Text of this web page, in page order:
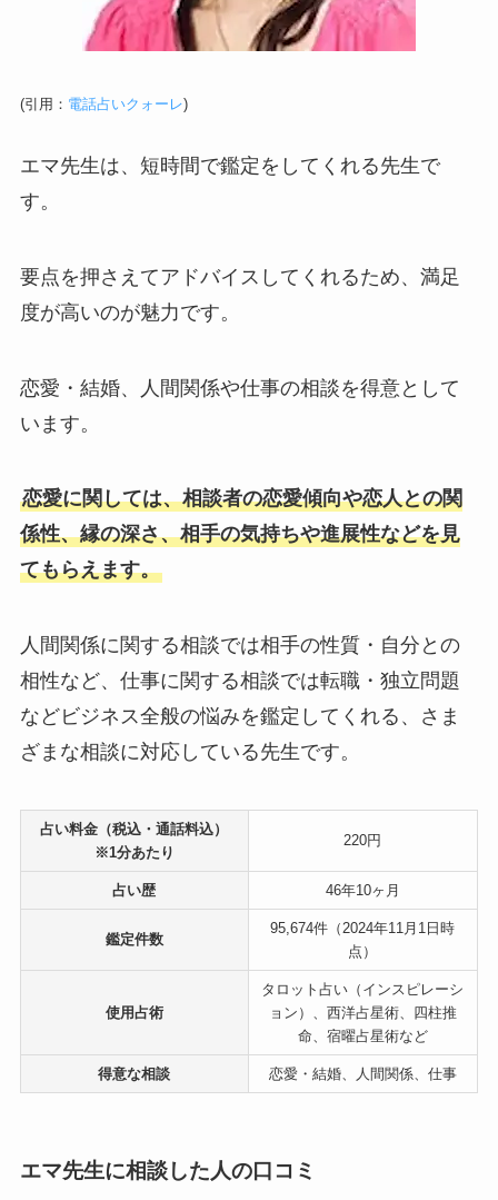
(引用： 電話占いクォーレ)
エマ先生は、短時間で鑑定をしてくれる先生で
す。
要点を押さえてアドバイスしてくれるため、満足
度が高いのが魅力です。
恋愛・結婚、人間関係や仕事の相談を得意として
います。
恋愛に関しては、相談者の恋愛傾向や恋人との関
係性、縁の深さ、相手の気持ちや進展性などを見
てもらえます。
人間関係に関する相談では相手の性質・自分との
相性など、仕事に関する相談では転職・独立問題
などビジネス全般の悩みを鑑定してくれる、さま
ざまな相談に対応している先生です。
占い料金（税込・通話料込）
※1分あたり
220円
占い歴 46年10ヶ月
鑑定件数
95,674件（2024年11月1日時
点）
使用占術
タロット占い（インスピレーシ
ョン）、西洋占星術、四柱推
命、宿曜占星術など
得意な相談 恋愛・結婚、人間関係、仕事
エマ先生に相談した人の口コミ